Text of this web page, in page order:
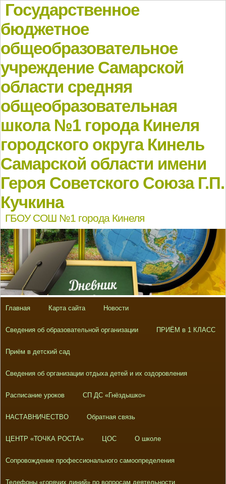
Государственное
бюджетное
общеобразовательное
учреждение Самарской
области средняя
общеобразовательная
школа №1 города Кинеля
городского округа Кинель
Самарской области имени
Героя Советского Союза Г.П.
Кучкина
ГБОУ СОШ №1 города Кинеля
Главная Карта сайта Новости
Сведения об образовательной организации ПРИЁМ в 1 КЛАСС
Приём в детский сад
Сведения об организации отдыха детей и их оздоровления
Расписание уроков СП ДС «Гнёздышко»
НАСТАВНИЧЕСТВО Обратная связь
ЦЕНТР «ТОЧКА РОСТА» ЦОС О школе
Сопровождение профессионального самоопределения
Телефоны «горячих линий» по вопросам деятельности